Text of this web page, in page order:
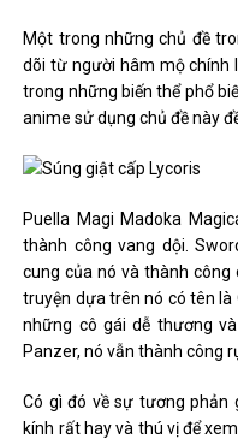
Một trong những chủ đề
dõi từ người hâm mộ chính
trong những biến thể phổ
anime sử dụng chủ đề này
Puella Magi Madoka
thành công vang dội.
cung của nó và thành
truyện dựa trên nó có tên là
những cô gái dễ thương
Panzer, nó vẫn thành công
Có gì đó về sự tương phản
kính rất hay và thú vị để